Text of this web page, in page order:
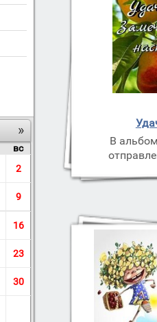
»
вс
2
9
16
23
30
В